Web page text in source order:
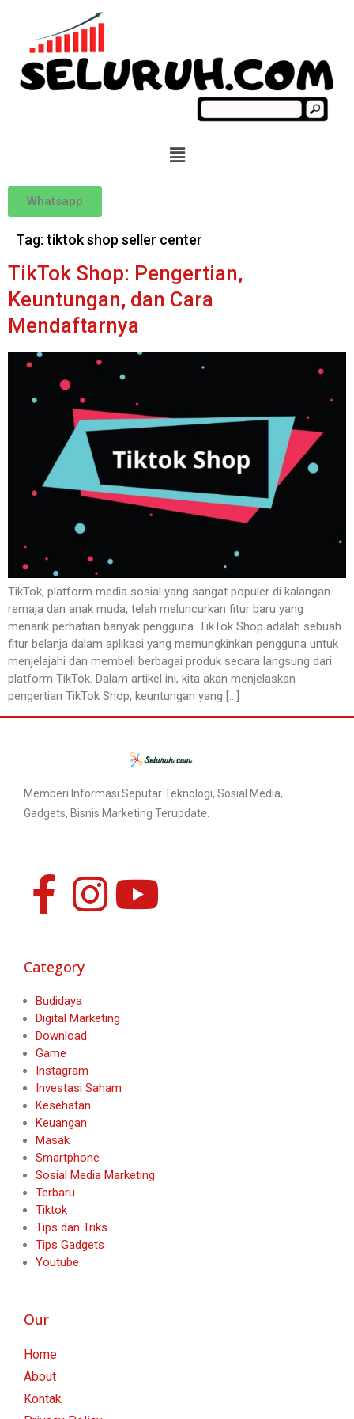
Whatsapp
Tag: tiktok shop seller center
TikTok Shop: Pengertian,
Keuntungan, dan Cara
Mendaftarnya
TikTok, platform media sosial yang sangat populer di kalangan
remaja dan anak muda, telah meluncurkan fitur baru yang
menarik perhatian banyak pengguna. TikTok Shop adalah sebuah
fitur belanja dalam aplikasi yang memungkinkan pengguna untuk
menjelajahi dan membeli berbagai produk secara langsung dari
platform TikTok. Dalam artikel ini, kita akan menjelaskan
pengertian TikTok Shop, keuntungan yang […]
Memberi Informasi Seputar Teknologi, Sosial Media,
Gadgets, Bisnis Marketing Terupdate.
Category
Budidaya
Digital Marketing
Download
Game
Instagram
Investasi Saham
Kesehatan
Keuangan
Masak
Smartphone
Sosial Media Marketing
Terbaru
Tiktok
Tips dan Triks
Tips Gadgets
Youtube
Our
Home
About
Kontak